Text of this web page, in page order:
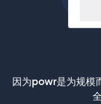
因为powr是为规模